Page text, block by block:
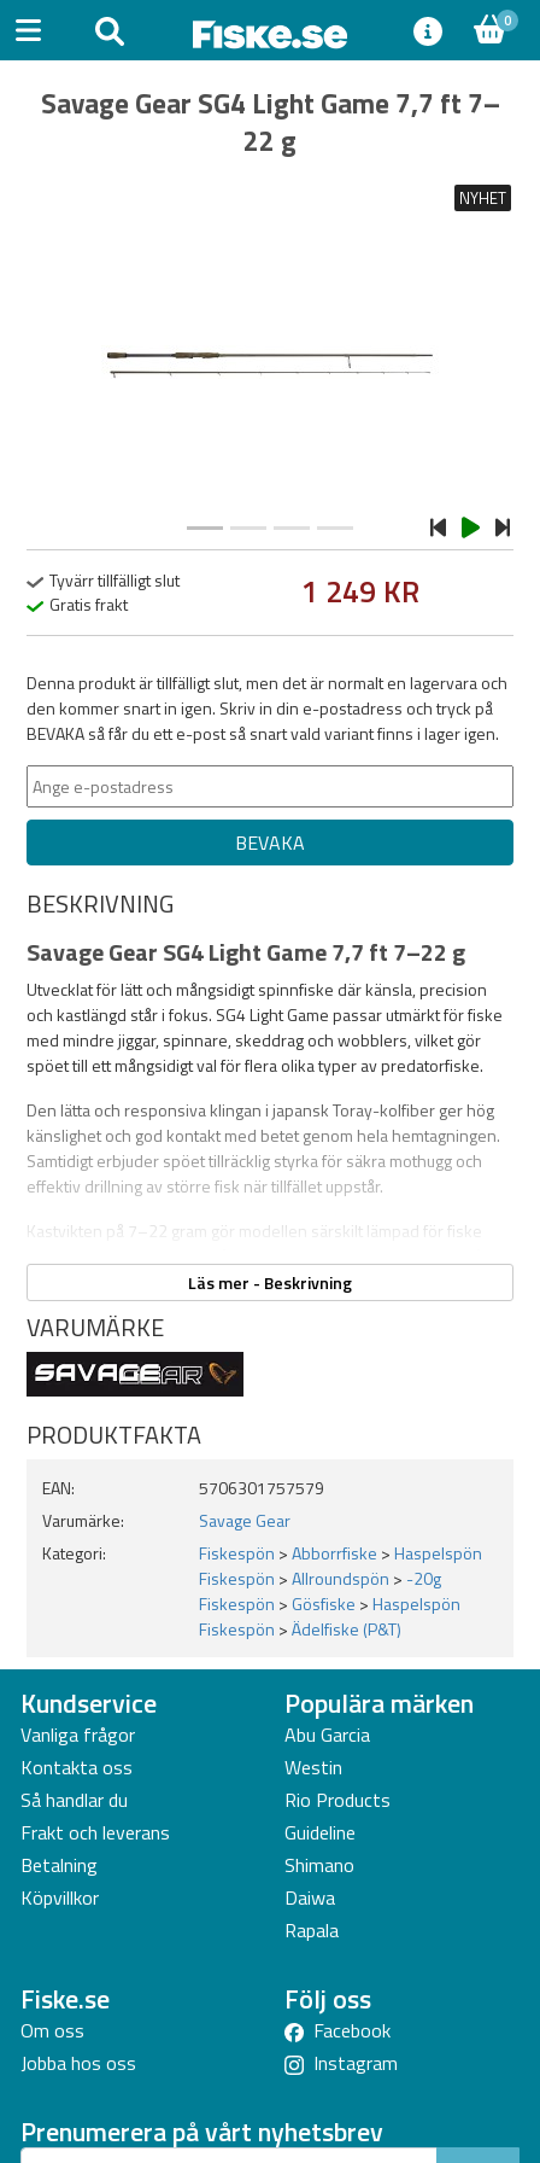
0
Savage Gear SG4 Light Game 7,7 ft 7–
22 g
NYHET
Previous
Tyvärr tillfälligt slut
Gratis frakt
1 249 KR
Denna produkt är tillfälligt slut, men det är normalt en lagervara och
den kommer snart in igen. Skriv in din e-postadress och tryck på
BEVAKA så får du ett e-post så snart vald variant finns i lager igen.
BEVAKA
BESKRIVNING
Savage Gear SG4 Light Game 7,7 ft 7–22 g
Utvecklat för lätt och mångsidigt spinnfiske där känsla, precision
och kastlängd står i fokus. SG4 Light Game passar utmärkt för fiske
med mindre jiggar, spinnare, skeddrag och wobblers, vilket gör
spöet till ett mångsidigt val för flera olika typer av predatorfiske.
Den lätta och responsiva klingan i japansk Toray-kolfiber ger hög
känslighet och god kontakt med betet genom hela hemtagningen.
Samtidigt erbjuder spöet tillräcklig styrka för säkra mothugg och
effektiv drillning av större fisk när tillfället uppstår.
Kastvikten på 7–22 gram gör modellen särskilt lämpad för fiske
ft ger en bra kombination av kastlängd, precision och kontroll, vilket
gör spöet väl lämpat för både fiske från båt och land.
Specifikationer:
Typ: Haspelspö
Längd: 7,7 ft / 231 cm
Kastvikt: 7–22 g
Aktion: Extra Fast
Kraft: Light
Klinga: Japansk Toray-kolfiber
Läs mer - Beskrivning
VARUMÄRKE
PRODUKTFAKTA
EAN:
5706301757579
Varumärke:
Savage Gear
Kategori:
Fiskespön >Abborrfiske >Haspelspön
Fiskespön >Allroundspön > -20g
Fiskespön > Gösfiske >Haspelspön
Fiskespön >Ädelfiske (P&T)
Kundservice
Vanliga frågor
Kontakta oss
Så handlar du
Frakt och leverans
Betalning
Köpvillkor
Populära märken
Abu Garcia
Westin
Rio Products
Guideline
Shimano
Daiwa
Rapala
Fiske.se
Om oss
Jobba hos oss
Följ oss
Facebook
Instagram
Prenumerera på vårt nyhetsbrev